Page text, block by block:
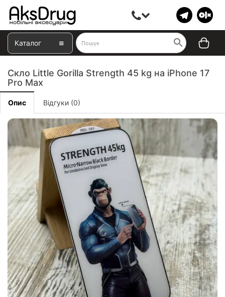
Каталог
Скло Little Gorilla Strength 45 kg на iPhone 17
Pro Max
Опис Відгуки (0)